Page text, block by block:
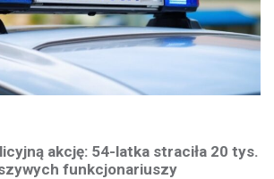
akcję: 54-latka straciła 20 tys.
funkcjonariuszy